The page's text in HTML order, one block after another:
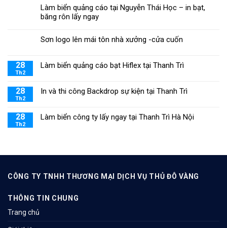
Làm biển quảng cáo tại Nguyễn Thái Học – in bạt,
băng rôn lấy ngay
Sơn logo lên mái tôn nhà xưởng -cửa cuốn
28
Th2
Làm biển quảng cáo bạt Hiflex tại Thanh Trì
28
Th2
In và thi công Backdrop sự kiện tại Thanh Trì
28
Th2
Làm biển công ty lấy ngay tại Thanh Trì Hà Nội
CÔNG TY TNHH THƯƠNG MẠI DỊCH VỤ THỦ ĐÔ VÀNG
THÔNG TIN CHUNG
Trang chủ